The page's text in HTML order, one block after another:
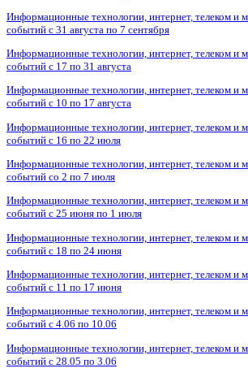
Информационные технологии, интернет, телеком и
событий с 31 августа по 7 сентября
Информационные технологии, интернет, телеком и
событий с 17 по 31 августа
Информационные технологии, интернет, телеком и
событий с 10 по 17 августа
Информационные технологии, интернет, телеком и
событий с 16 по 22 июля
Информационные технологии, интернет, телеком и
событий со 2 по 7 июля
Информационные технологии, интернет, телеком и
событий с 25 июня по 1 июля
Информационные технологии, интернет, телеком и
событий с 18 по 24 июня
Информационные технологии, интернет, телеком и
событий с 11 по 17 июня
Информационные технологии, интернет, телеком и
событий с 4.06 по 10.06
Информационные технологии, интернет, телеком и
событий с 28.05 по 3.06